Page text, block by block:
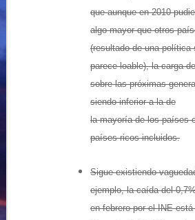
que aunque en 2010
algo mayor que otros
(resultado de una política
parece loable), la carga
sobre las próximas
siendo inferior a la de
la mayoría de los países
países ricos incluidos.
Sigue existiendo
ejemplo, la caída del
en febrero por el INE está